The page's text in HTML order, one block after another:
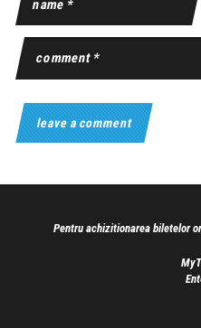
Pentru achizitionarea biletelor